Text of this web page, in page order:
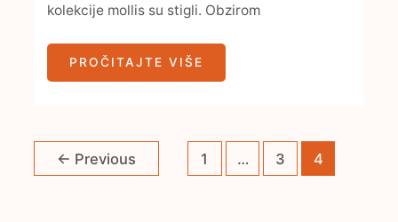
kolekcije mollis su stigli. Obzirom
PROČITAJTE VIŠE
← Previous 1 … 3 4